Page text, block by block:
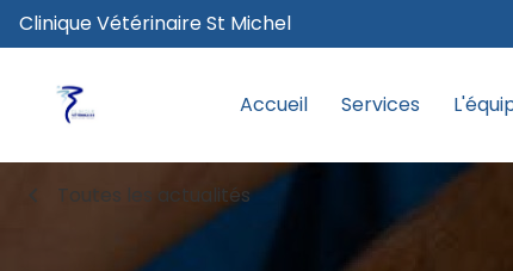
Clinique Vétérinaire St Michel
Accueil Services
chevron_left Toutes les actualités